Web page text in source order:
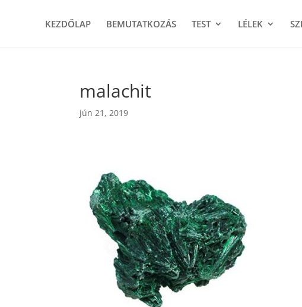
KEZDŐLAP BEMUTATKOZÁS TEST LÉLEK
malachit
jún 21, 2019